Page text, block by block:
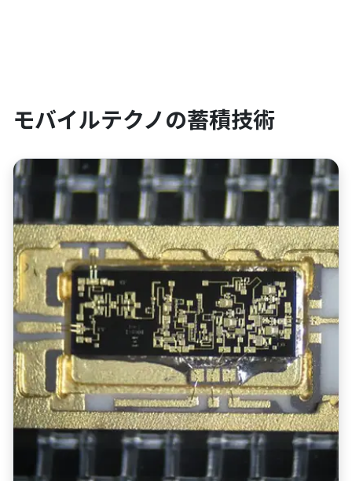
モバイルテクノの蓄積技術